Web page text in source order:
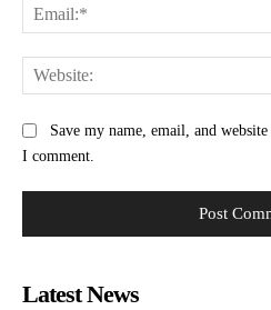
Save my name, email, and
I comment.
Latest News